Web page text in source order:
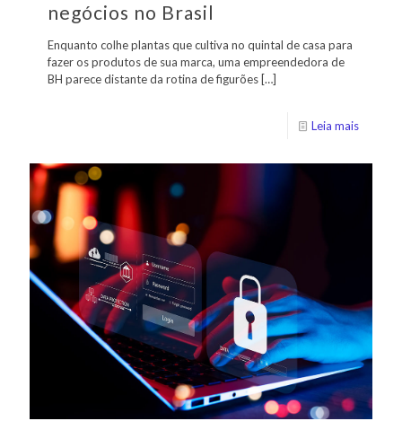
negócios no Brasil
Enquanto colhe plantas que cultiva no quintal de casa para
fazer os produtos de sua marca, uma empreendedora de
BH parece distante da rotina de figurões[…]
Leia mais